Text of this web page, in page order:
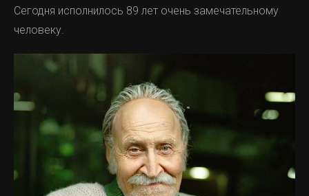
Сегодня исполнилось 89 лет очень замечательному
человеку.